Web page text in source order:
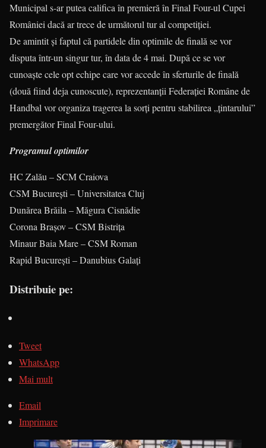
Municipal s-ar putea califica în premieră în Final Four-ul Cupei
României dacă ar trece de următorul tur al competiției.
De amintit și faptul că partidele din optimile de finală se vor
disputa într-un singur tur, în data de 4 mai. După ce se vor
cunoaște cele opt echipe care vor accede în sferturile de finală
(două fiind deja cunoscute), reprezentanții Federației Române de
Handbal vor organiza tragerea la sorți pentru stabilirea „țintarului”
premergător Final Four-ului.
Programul optimilor
HC Zalău – SCM Craiova
CSM București – Universitatea Cluj
Dunărea Brăila – Măgura Cisnădie
Corona Brașov – CSM Bistrița
Minaur Baia Mare – CSM Roman
Rapid București – Danubius Galați
Distribuie pe:
Tweet
WhatsApp
Mai mult
Email
Imprimare